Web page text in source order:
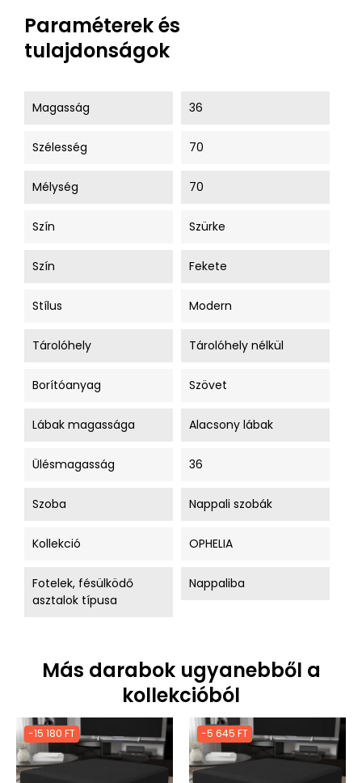
Paraméterek és
tulajdonságok
Magasság 36
Szélesség 70
Mélység 70
Szín Szürke
Szín Fekete
Stílus Modern
Tárolóhely Tárolóhely nélkül
Borítóanyag Szövet
Lábak magassága Alacsony lábak
Ülésmagasság 36
Szoba Nappali szobák
Kollekció OPHELIA
Fotelek, fésülködő
asztalok típusa
Nappaliba
Más darabok ugyanebből a
kollekcióból
-15 180 FT -5 645 FT